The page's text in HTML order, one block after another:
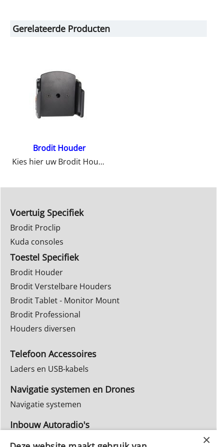
Gerelateerde Producten
Brodit Houder
Kies hier uw Brodit Houder
Voertuig Specifiek
Brodit Proclip
Kuda consoles
Toestel Specifiek
Brodit Houder
Brodit Verstelbare Houders
Brodit Tablet - Monitor Mount
Brodit Professional
Houders diversen
Telefoon Accessoires
Laders en USB-kabels
Navigatie systemen en Drones
Navigatie systemen
Inbouw Autoradio's
Info Webwinkel